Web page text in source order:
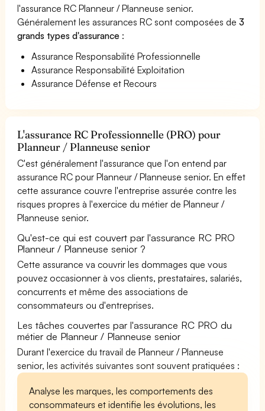
l'assurance RC Planneur / Planneuse senior.
Généralement les assurances RC sont composées de3
grands types d'assurance :
Assurance Responsabilité Professionnelle
Assurance Responsabilité Exploitation
Assurance Défense et Recours
L'assurance RC Professionnelle (PRO) pour
Planneur / Planneuse senior
C'est généralement l'assurance que l'on entend par
assurance RC pour Planneur / Planneuse senior. En effet
cette assurance couvre l'entreprise assurée contre les
risques propres à l'exercice du métier de Planneur /
Planneuse senior.
Qu'est-ce qui est couvert par l'assurance RC PRO
Planneur / Planneuse senior ?
Cette assurance va couvrir les dommages que vous
pouvez occasionner à vos clients, prestataires, salariés,
concurrents et même des associations de
consommateurs ou d'entreprises.
Les tâches couvertes par l'assurance RC PRO du
métier de Planneur / Planneuse senior
Durant l'exercice du travail de Planneur / Planneuse
senior, les activités suivantes sont souvent pratiquées :
Analyse les marques, les comportements des
consommateurs et identifie les évolutions, les